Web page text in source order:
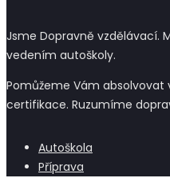
Jsme Dopravně vzdělávací.
vedením autoškoly.
Pomůžeme Vám
certifikace. Ruzumíme
Autoškola
Příprava